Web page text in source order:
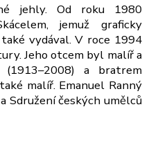
jehly. Od roku 1980
jemuž graficky
vydával. V roce 1994
Jeho otcem byl malíř a
a bratrem
malíř. Emanuel Ranný
Sdružení českých umělců